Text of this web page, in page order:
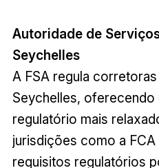
Autoridade de
Seychelles
A FSA regula
Seychelles, oferecendo
regulatório mais
jurisdições como a
requisitos regulatórios